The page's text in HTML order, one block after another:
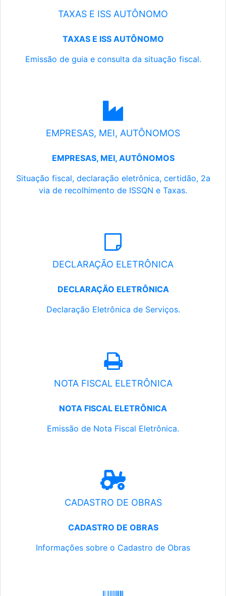
TAXAS E ISS AUTÔNOMO
TAXAS E ISS AUTÔNOMO
Emissão de guia e consulta da situação fiscal.
EMPRESAS, MEI, AUTÔNOMOS
EMPRESAS, MEI, AUTÔNOMOS
Situação fiscal, declaração eletrônica, certidão, 2a
via de recolhimento de ISSQN e Taxas.
DECLARAÇÃO ELETRÔNICA
DECLARAÇÃO ELETRÔNICA
Declaração Eletrônica de Serviços.
NOTA FISCAL ELETRÔNICA
NOTA FISCAL ELETRÔNICA
Emissão de Nota Fiscal Eletrônica.
CADASTRO DE OBRAS
CADASTRO DE OBRAS
Informações sobre o Cadastro de Obras